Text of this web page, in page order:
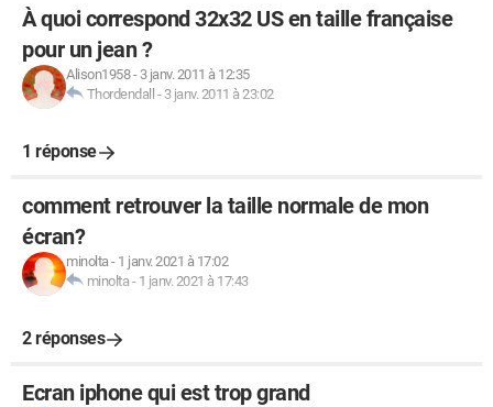
À quoi correspond 32x32 US en taille française
pour un jean ?
Alison1958- 3 janv. 2011 à 12:35
Thordendall - 3 janv. 2011 à 23:02
1 réponse
comment retrouver la taille normale de mon
écran?
minolta - 1 janv. 2021 à 17:02
minolta - 1 janv. 2021 à 17:43
2 réponses
Ecran iphone qui est trop grand